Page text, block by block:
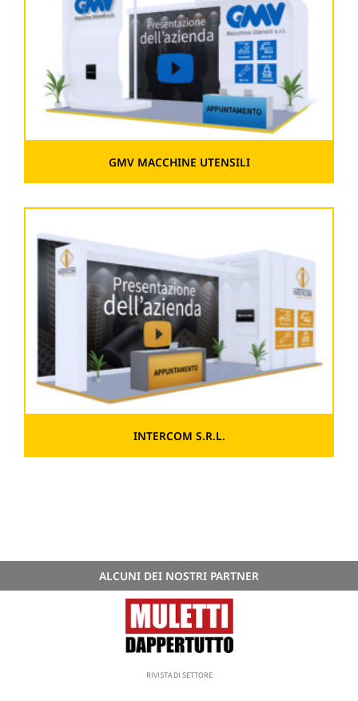
GMV MACCHINE UTENSILI
INTERCOM S.R.L.
ALCUNI DEI NOSTRI PARTNER
RIVISTA DI SETTORE